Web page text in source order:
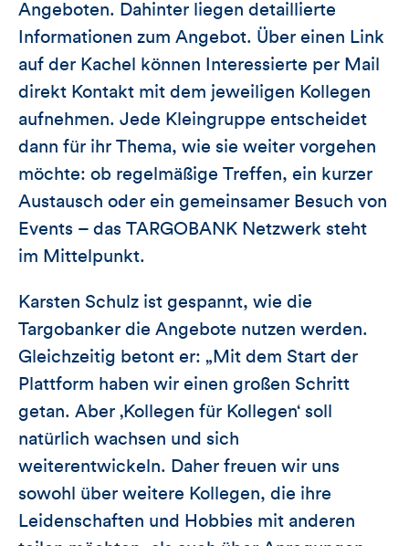
Angeboten. Dahinter liegen detaillierte
Informationen zum Angebot. Über einen Link
auf der Kachel können Interessierte per Mail
direkt Kontakt mit dem jeweiligen Kollegen
aufnehmen. Jede Kleingruppe entscheidet
dann für ihr Thema, wie sie weiter vorgehen
möchte: ob regelmäßige Treffen, ein kurzer
Austausch oder ein gemeinsamer Besuch von
Events – das TARGOBANK Netzwerk steht
im Mittelpunkt.
Karsten Schulz ist gespannt, wie die
Targobanker die Angebote nutzen werden.
Gleichzeitig betont er: „Mit dem Start der
Plattform haben wir einen großen Schritt
getan. Aber ‚Kollegen für Kollegen‘ soll
natürlich wachsen und sich
weiterentwickeln. Daher freuen wir uns
sowohl über weitere Kollegen, die ihre
Leidenschaften und Hobbies mit anderen